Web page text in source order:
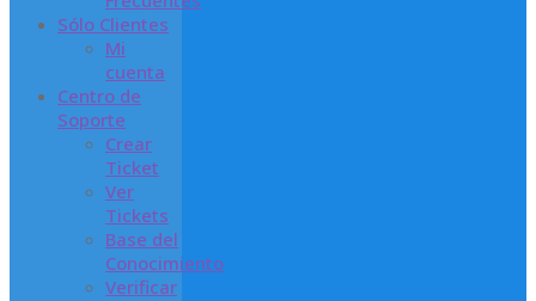
Sólo Clientes
Mi
cuenta
Centro de
Soporte
Crear
Ticket
Ver
Tickets
Base del
Conocimiento
Verificar